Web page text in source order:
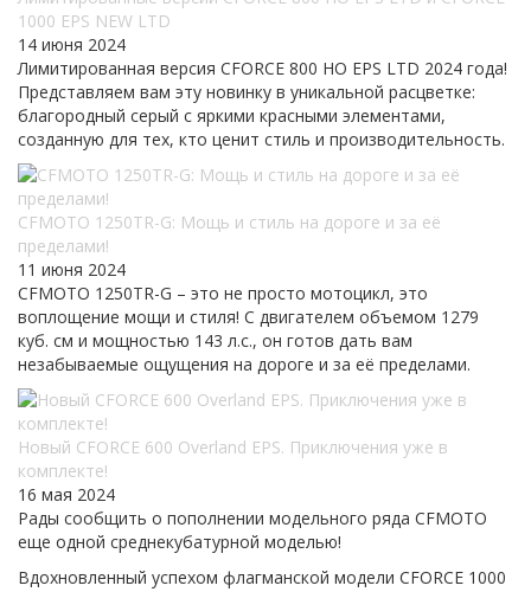
1000 EPS NEW LTD
14 июня 2024
Лимитированная версия CFORCE 800 HO EPS LTD 2024 года!
Представляем вам эту новинку в уникальной расцветке:
благородный серый с яркими красными элементами,
созданную для тех, кто ценит стиль и производительность.
CFMOTO 1250TR-G: Мощь и стиль на дороге и за её
пределами!
11 июня 2024
CFMOTO 1250TR-G – это не просто мотоцикл, это
воплощение мощи и стиля! С двигателем объемом 1279
куб. см и мощностью 143 л.с., он готов дать вам
незабываемые ощущения на дороге и за её пределами.
Новый CFORCE 600 Overland EPS. Приключения уже в
комплекте!
16 мая 2024
Рады сообщить о пополнении модельного ряда CFMOTO
еще одной среднекубатурной моделью!
Вдохновленный успехом флагманской модели CFORCE 1000